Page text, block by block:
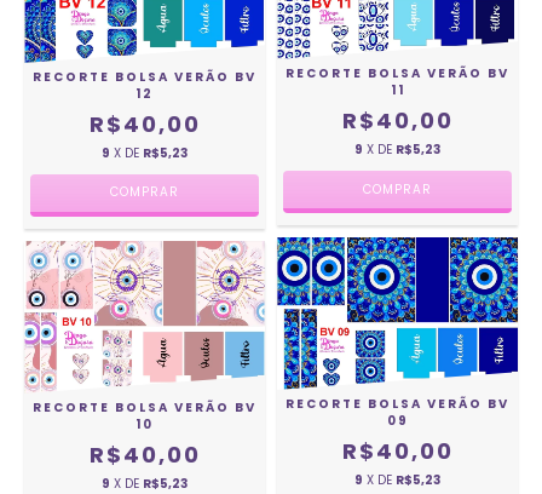
RECORTE BOLSA VERÃO BV
12
R$40,00
9 X DE R$5,23
RECORTE BOLSA VERÃO BV
11
R$40,00
9 X DE R$5,23
RECORTE BOLSA VERÃO BV
10
R$40,00
9 X DE R$5,23
RECORTE BOLSA VERÃO BV
09
R$40,00
9 X DE R$5,23